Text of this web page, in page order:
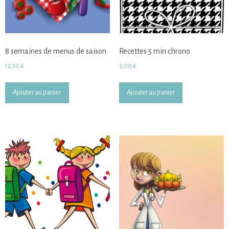
8 semaines de menus de saison
12,50 €
Ajouter au panier
Recettes 5 min chrono
3,00 €
Ajouter au panier